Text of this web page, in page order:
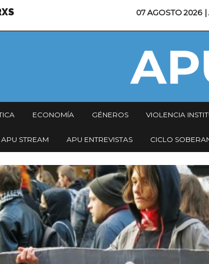
07 AGOSTO 2026
ECONOMÍA GÉNEROS VIOLENCIA
APU STREAM APU ENTREVISTAS CICLO